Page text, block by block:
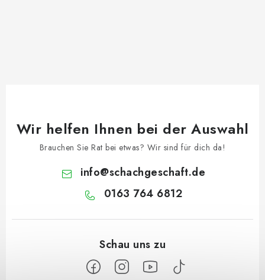
Wir helfen Ihnen bei der Auswahl
Brauchen Sie Rat bei etwas? Wir sind für dich da!
info@schachgeschaft.de
0163 764 6812